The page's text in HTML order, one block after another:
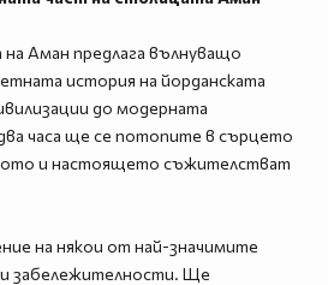
Аман предлага вълнуващо
история на йорданската
до модерната
часа ще се потопите в сърцето
и настоящето съжителстват
на някои от най-значимите
забележителности. Ще